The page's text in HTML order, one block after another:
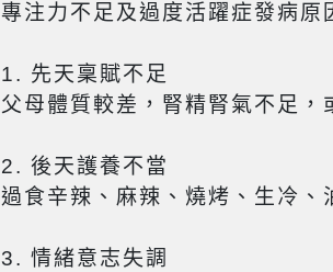
專注力不足及過度活躍症發病原
1. 先天稟賦不足
父母體質較差，腎精腎氣不足，
2. 後天護養不當
過食辛辣、麻辣、燒烤、生冷、
3. 情緒意志失調